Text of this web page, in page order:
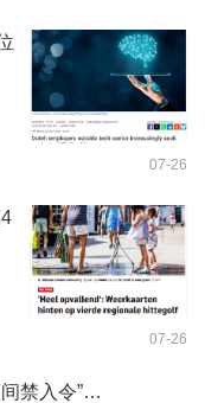
07-26
07-26
禁入令”…